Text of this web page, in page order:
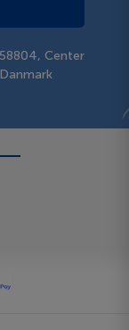
Center